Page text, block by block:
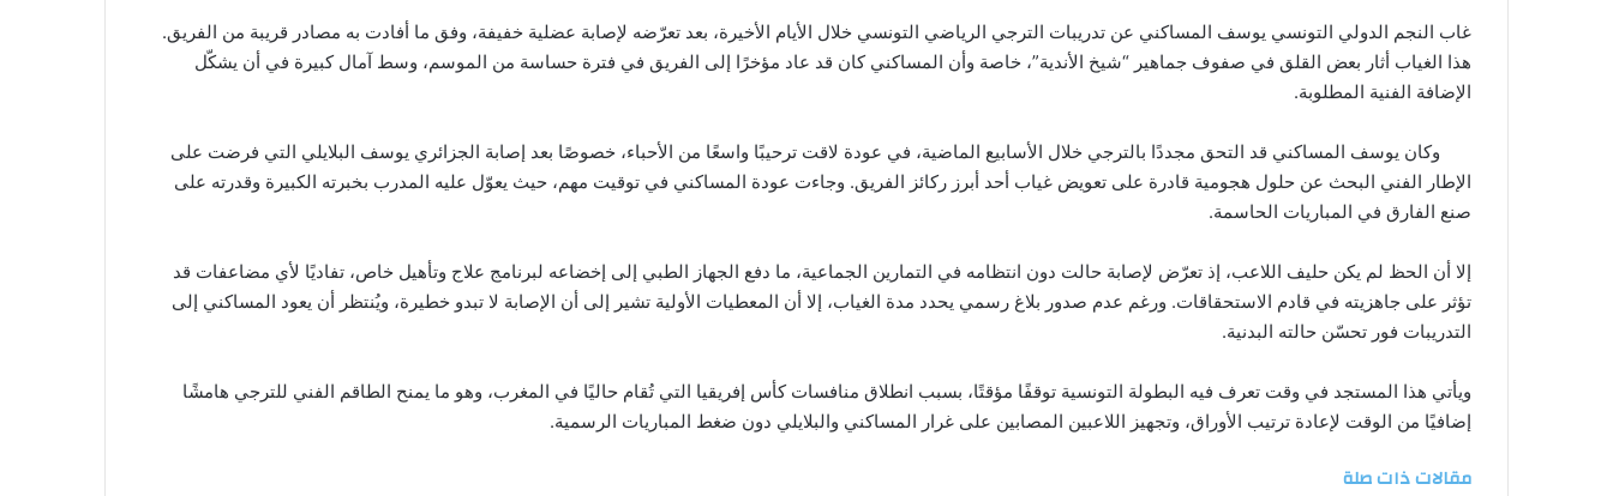
غاب النجم الدولي التونسي يوسف المساكني عن تدريبات الترجي الرياضي التونسي خلال الأيام الأخيرة، بعد تعرّضه لإصابة عضلية خفيفة، وفق ما أفادت به مصادر قريبة من الفريق.
هذا الغياب أثار بعض القلق في صفوف جماهير “شيخ الأندية”، خاصة وأن المساكني كان قد عاد مؤخرًا إلى الفريق في فترة حساسة من الموسم، وسط آمال كبيرة في أن يشكّل
الإضافة الفنية المطلوبة.
وكان يوسف المساكني قد التحق مجددًا بالترجي خلال الأسابيع الماضية، في عودة لاقت ترحيبًا واسعًا من الأحباء، خصوصًا بعد إصابة الجزائري يوسف البلايلي التي فرضت على
الإطار الفني البحث عن حلول هجومية قادرة على تعويض غياب أحد أبرز ركائز الفريق. وجاءت عودة المساكني في توقيت مهم، حيث يعوّل عليه المدرب بخبرته الكبيرة وقدرته على
صنع الفارق في المباريات الحاسمة.
إلا أن الحظ لم يكن حليف اللاعب، إذ تعرّض لإصابة حالت دون انتظامه في التمارين الجماعية، ما دفع الجهاز الطبي إلى إخضاعه لبرنامج علاج وتأهيل خاص، تفاديًا لأي مضاعفات قد
تؤثر على جاهزيته في قادم الاستحقاقات. ورغم عدم صدور بلاغ رسمي يحدد مدة الغياب، إلا أن المعطيات الأولية تشير إلى أن الإصابة لا تبدو خطيرة، ويُنتظر أن يعود المساكني إلى
التدريبات فور تحسّن حالته البدنية.
ويأتي هذا المستجد في وقت تعرف فيه البطولة التونسية توقفًا مؤقتًا، بسبب انطلاق منافسات كأس إفريقيا التي تُقام حاليًا في المغرب، وهو ما يمنح الطاقم الفني للترجي هامشًا
إضافيًا من الوقت لإعادة ترتيب الأوراق، وتجهيز اللاعبين المصابين على غرار المساكني والبلايلي دون ضغط المباريات الرسمية.
مقالات ذات صلة